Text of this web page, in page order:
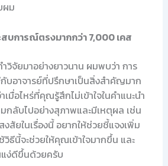
ผม
บการณ์ตรงมากกว่า 7,000 เคส
วิจัยมาอย่างยาวนาน ผมพบว่า การ
บอาจารย์ที่ปรึกษาเป็นสิ่งสำคัญมาก
มื่อไหร่ที่คุณรู้สึกไม่เข้าใจในคำแนะนำ
กลับไปอย่างสุภาพและมีเหตุผล เช่น
สัยในเรื่องนี้ อยากให้ช่วยชี้แจงเพิ่ม
วิธีนี้จะช่วยให้คุณเข้าใจมากขึ้น และ
แง่ดีขึ้นด้วยครับ